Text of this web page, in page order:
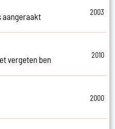
aangeraakt
2003
vergeten ben
2010
2000